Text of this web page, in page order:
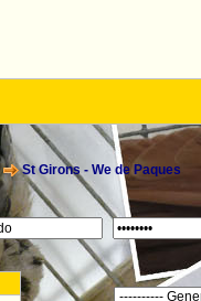
St Girons - We de Paques